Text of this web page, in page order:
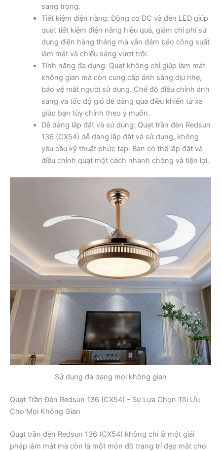
sang trọng.
Tiết kiệm điện năng: Động cơ DC và đèn LED giúp
quạt tiết kiệm điện năng hiệu quả, giảm chi phí sử
dụng điện hàng tháng mà vẫn đảm bảo công suất
làm mát và chiếu sáng vượt trội.
Tính năng đa dụng: Quạt không chỉ giúp làm mát
không gian mà còn cung cấp ánh sáng dịu nhẹ,
bảo vệ mắt người sử dụng. Chế độ điều chỉnh ánh
sáng và tốc độ gió dễ dàng qua điều khiển từ xa
giúp bạn tùy chỉnh theo ý muốn.
Dễ dàng lắp đặt và sử dụng: Quạt trần đèn Redsun
136 (CX54) dễ dàng lắp đặt và sử dụng, không
yêu cầu kỹ thuật phức tạp. Bạn có thể lắp đặt và
điều chỉnh quạt một cách nhanh chóng và tiện lợi.
Sử dụng đa dạng mọi không gian
Quạt Trần Đèn Redsun 136 (CX54) – Sự Lựa Chọn Tối Ưu
Cho Mọi Không Gian
Quạt trần đèn Redsun 136 (CX54) không chỉ là một giải
pháp làm mát mà còn là một món đồ trang trí đẹp mắt cho